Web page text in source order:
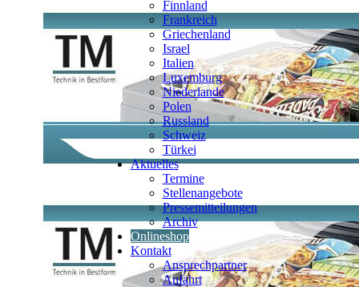
Finnland
Frankreich
Griechenland
Israel
Italien
Luxemburg
Niederlande
Polen
Russland
Schweiz
Türkei
Aktuelles
Termine
Stellenangebote
Pressemitteilungen
Archiv
Onlineshop
Kontakt
Ansprechpartner
Anfahrt